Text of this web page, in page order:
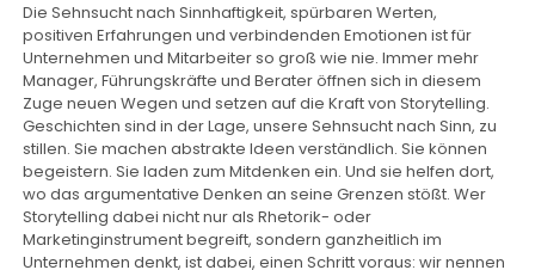
Die Sehnsucht nach Sinnhaftigkeit, spürbaren Werten,
positiven Erfahrungen und verbindenden Emotionen ist für
Unternehmen und Mitarbeiter so groß wie nie. Immer mehr
Manager, Führungskräfte und Berater öffnen sich in diesem
Zuge neuen Wegen und setzen auf die Kraft von Storytelling.
Geschichten sind in der Lage, unsere Sehnsucht nach Sinn, zu
stillen. Sie machen abstrakte Ideen verständlich. Sie können
begeistern. Sie laden zum Mitdenken ein. Und sie helfen dort,
wo das argumentative Denken an seine Grenzen stößt. Wer
Storytelling dabei nicht nur als Rhetorik- oder
Marketinginstrument begreift, sondern ganzheitlich im
Unternehmen denkt, ist dabei, einen Schritt voraus: wir nennen